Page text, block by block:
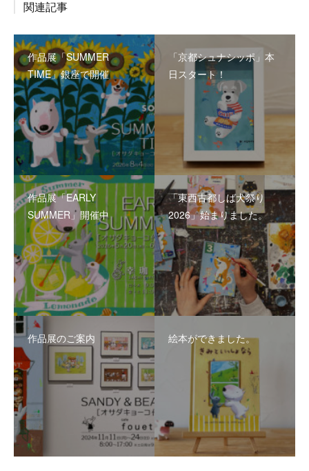
関連記事
作品展「SUMMER
TIME」銀座で開催
「京都シュナシッポ」本
日スタート！
作品展「EARLY
SUMMER」開催中
「東西古都しば犬祭り
2026」始まりました。
作品展のご案内 絵本ができました。